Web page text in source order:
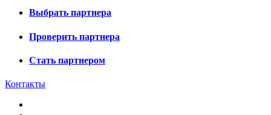
Выбрать партнера
Проверить партнера
Стать партнером
Контакты